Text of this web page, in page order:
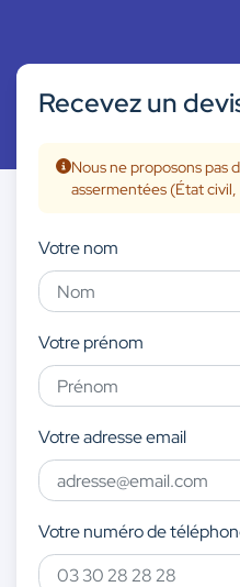
Recevez un
Nous ne proposons pas
assermentées (État
Votre nom
Votre prénom
Votre adresse email
Votre numéro de